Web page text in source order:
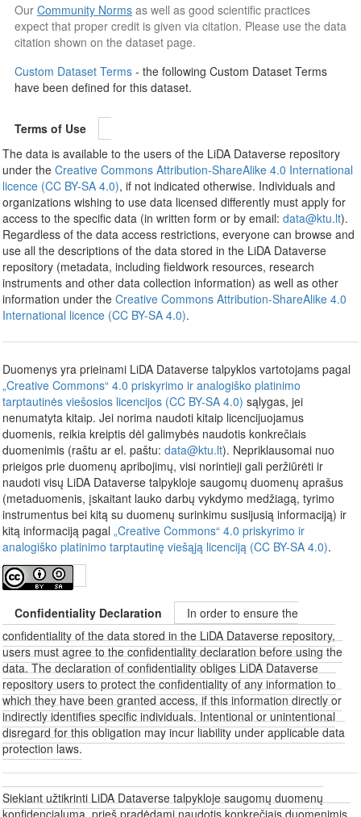
Our Community Normsas well as good scientific practices
expect that proper credit is given via citation. Please use the data
citation shown on the dataset page.
Custom Dataset Terms - the following Custom Dataset Terms
have been defined for this dataset.
Terms of Use
The data is available to the users of the LiDA Dataverse repository
under the Creative Commons Attribution-ShareAlike 4.0 International
licence (CC BY-SA 4.0), if not indicated otherwise. Individuals and
organizations wishing to use data licensed differently must apply for
access to the specific data (in written form or by email: data@ktu.lt).
Regardless of the data access restrictions, everyone can browse and
use all the descriptions of the data stored in the LiDA Dataverse
repository (metadata, including fieldwork resources, research
instruments and other data collection information) as well as other
information under the Creative Commons Attribution-ShareAlike 4.0
International licence (CC BY-SA 4.0).
Duomenys yra prieinami LiDA Dataverse talpyklos vartotojams pagal
„Creative Commons“ 4.0 priskyrimo ir analogiško platinimo
tarptautinės viešosios licencijos (CC BY-SA 4.0) sąlygas, jei
nenumatyta kitaip. Jei norima naudoti kitaip licencijuojamus
duomenis, reikia kreiptis dėl galimybės naudotis konkrečiais
duomenimis (raštu ar el. paštu: data@ktu.lt). Nepriklausomai nuo
prieigos prie duomenų apribojimų, visi norintieji gali peržiūrėti ir
naudoti visų LiDA Dataverse talpykloje saugomų duomenų aprašus
(metaduomenis, įskaitant lauko darbų vykdymo medžiagą, tyrimo
instrumentus bei kitą su duomenų surinkimu susijusią informaciją) ir
kitą informaciją pagal „Creative Commons“ 4.0 priskyrimo ir
analogiško platinimo tarptautinę viešąją licenciją (CC BY-SA 4.0).
Confidentiality Declaration
In order to ensure the
confidentiality of the data stored in the LiDA Dataverse repository,
users must agree to the confidentiality declaration before using the
data. The declaration of confidentiality obliges LiDA Dataverse
repository users to protect the confidentiality of any information to
which they have been granted access, if this information directly or
indirectly identifies specific individuals. Intentional or unintentional
disregard for this obligation may incur liability under applicable data
protection laws.
Siekiant užtikrinti LiDA Dataverse talpykloje saugomų duomenų
konfidencialumą, prieš pradėdami naudotis konkrečiais duomenimis,